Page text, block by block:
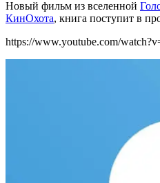
Новый фильм из вселенной
КинОхота, книга поступит в
https://www.youtube.com/